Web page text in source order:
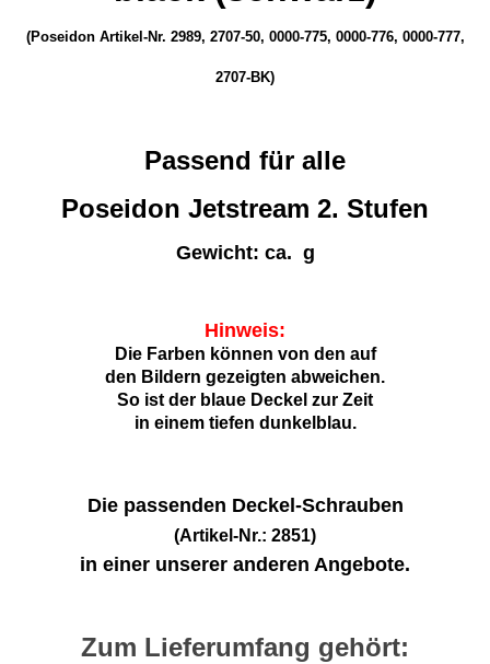
(Poseidon Artikel-Nr. 2989, 2707-50, 0000-775, 0000-776, 0000-777,
2707-BK)
Passend für alle
Poseidon Jetstream 2. Stufen
Gewicht: ca. g
Hinweis:
Die Farben können von den auf
den Bildern gezeigten abweichen.
So ist der blaue Deckel zur Zeit
in einem tiefen dunkelblau.
Die passenden Deckel-Schrauben
(Artikel-Nr.: 2851)
in einer unserer anderen Angebote.
Zum Lieferumfang gehört: